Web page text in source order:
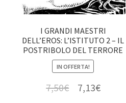
I GRANDI MAESTRI
DELL’EROS: L’ISTITUTO 2 – IL
POSTRIBOLO DEL TERRORE
IN OFFERTA!
7,50€ 7,13€